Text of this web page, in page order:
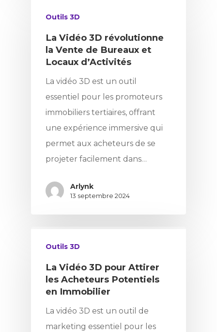
Outils 3D
La Vidéo 3D révolutionne
la Vente de Bureaux et
Locaux d’Activités
La vidéo 3D est un outil
essentiel pour les promoteurs
immobiliers tertiaires, offrant
une expérience immersive qui
permet aux acheteurs de se
projeter facilement dans…
Arlynk
13 septembre 2024
Outils 3D
La Vidéo 3D pour Attirer
les Acheteurs Potentiels
en Immobilier
La vidéo 3D est un outil de
marketing essentiel pour les